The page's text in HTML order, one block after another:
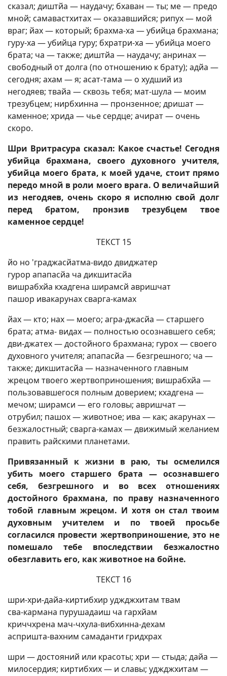
сказал; диштйа — наудачу; бхаван — ты; ме — предо
мной; самавастхитах — оказавшийся; рипух — мой
враг; йах — который; брахма-ха — убийца брахмана;
гуру-ха — убийца гуру; бхратри-ха — убийца моего
брата; ча — также; диштйа — наудачу; анринах —
свободный от долга (по отношению к брату); адйа —
сегодня; ахам — я; асат-тама — о худший из
негодяев; твайа — сквозь тебя; мат-шула — моим
трезубцем; нирбхинна — пронзенное; дришат —
каменное; хрида — чье сердце; ачират — очень
скоро.
Шри Вритрасура сказал: Какое счастье! Сегодня
убийца брахмана, своего духовного учителя,
убийца моего брата, к моей удаче, стоит прямо
передо мной в роли моего врага. О величайший
из негодяев, очень скоро я исполню свой долг
перед братом, пронзив трезубцем твое
каменное сердце!
ТЕКСТ 15
йо но 'граджасйатма-видо двиджатер
гурор апапасйа ча дикшитасйа
вишрабхйа кхадгена ширамсй авришчат
пашор ивакарунах сварга-камах
йах — кто; нах — моего; агра-джасйа — старшего
брата; атма- видах — полностью осознавшего себя;
дви-джатех — достойного брахмана; гурох — своего
духовного учителя; апапасйа — безгрешного; ча —
также; дикшитасйа — назначенного главным
жрецом твоего жертвоприношения; вишрабхйа —
пользовавшегося полным доверием; кхадгена —
мечом; ширамси — его головы; авришчат —
отрубил; пашох — животное; ива — как; акарунах —
безжалостный; сварга-камах — движимый желанием
править райскими планетами.
Привязанный к жизни в раю, ты осмелился
убить моего старшего брата — осознавшего
себя, безгрешного и во всех отношениях
достойного брахмана, по праву назначенного
тобой главным жрецом. И хотя он стал твоим
духовным учителем и по твоей просьбе
согласился провести жертвоприношение, это не
помешало тебе впоследствии безжалостно
обезглавить его, как животное на бойне.
ТЕКСТ 16
шри-хри-дайа-киртибхир уджджхитам твам
сва-кармана пурушадаиш ча гархйам
криччхрена мач-чхула-вибхинна-дехам
аспришта-вахним самаданти гридхрах
шри — достояний или красоты; хри — стыда; дайа —
милосердия; киртибхих — и славы; уджджхитам —